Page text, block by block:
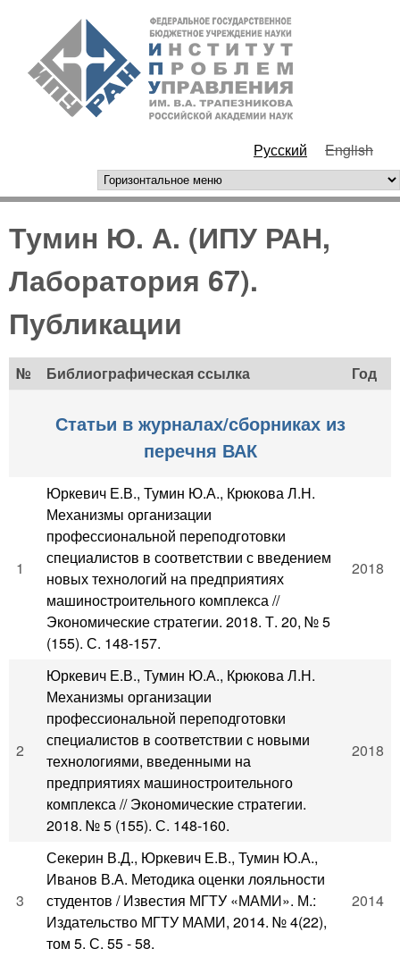
Перейти к основному
содержанию
РАН
Русский English
горизонтальное меню
Тумин Ю. А. (ИПУ РАН,
Лаборатория 67).
Публикации
№ Библиографическая ссылка Год
Статьи в журналах/сборниках из
перечня ВАК
1
Юркевич Е.В., Тумин Ю.А., Крюкова Л.Н.
Механизмы организации
профессиональной переподготовки
специалистов в соответствии с введением
новых технологий на предприятиях
машиностроительного комплекса //
Экономические стратегии. 2018. Т. 20, № 5
(155). С. 148-157.
2018
2
Юркевич Е.В., Тумин Ю.А., Крюкова Л.Н.
Механизмы организации
профессиональной переподготовки
специалистов в соответствии с новыми
технологиями, введенными на
предприятиях машиностроительного
комплекса // Экономические стратегии.
2018. № 5 (155). С. 148-160.
2018
3
Секерин В.Д., Юркевич Е.В., Тумин Ю.А.,
Иванов В.А. Методика оценки лояльности
студентов / Известия МГТУ «МАМИ». М.:
Издательство МГТУ МАМИ, 2014. № 4(22),
том 5. С. 55 - 58.
2014